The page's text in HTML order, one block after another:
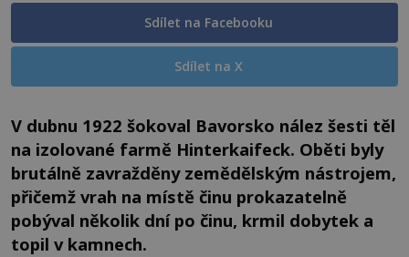
Sdílet na Facebooku
Sdílet na X
V dubnu 1922 šokoval Bavorsko nález šesti těl
na izolované farmě Hinterkaifeck. Oběti byly
brutálně zavražděny zemědělským nástrojem,
přičemž vrah na místě činu prokazatelně
pobýval několik dní po činu, krmil dobytek a
topil v kamnech.